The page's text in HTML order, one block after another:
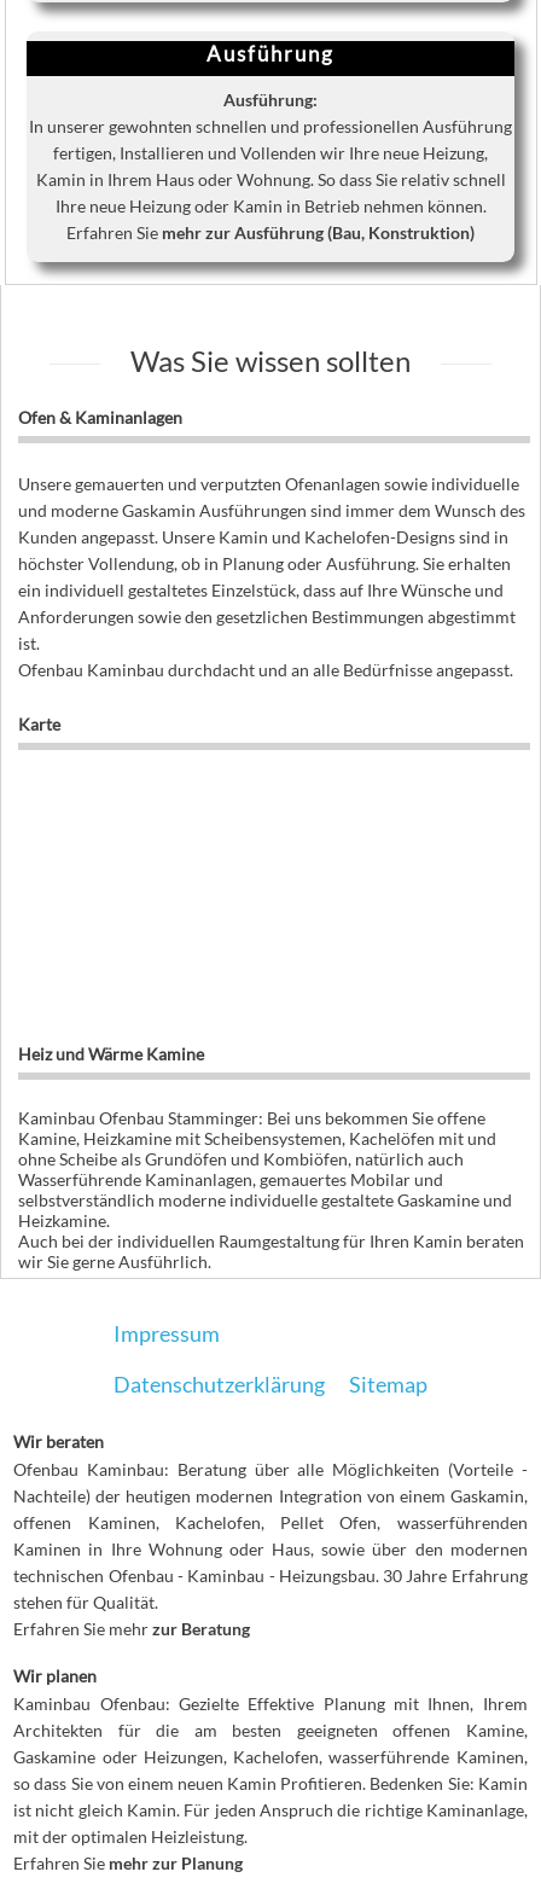
Ausführung
Ausführung:
In unserer gewohnten schnellen und professionellen Ausführung
fertigen, Installieren und Vollenden wir Ihre neue Heizung,
Kamin in Ihrem Haus oder Wohnung. So dass Sie relativ schnell
Ihre neue Heizung oder Kamin in Betrieb nehmen können.
Erfahren Sie mehr zur Ausführung (Bau, Konstruktion)
Was Sie wissen sollten
Ofen & Kaminanlagen
Unsere gemauerten und verputzten Ofenanlagen sowie individuelle
und moderne Gaskamin Ausführungen sind immer dem Wunsch des
Kunden angepasst. Unsere Kamin und Kachelofen-Designs sind in
höchster Vollendung, ob in Planung oder Ausführung. Sie erhalten
ein individuell gestaltetes Einzelstück, dass auf Ihre Wünsche und
Anforderungen sowie den gesetzlichen Bestimmungen abgestimmt
ist.
Ofenbau Kaminbau durchdacht und an alle Bedürfnisse angepasst.
Karte
Heiz und Wärme Kamine
Kaminbau Ofenbau Stamminger: Bei uns bekommen Sie offene
Kamine, Heizkamine mit Scheibensystemen, Kachelöfen mit und
ohne Scheibe als Grundöfen und Kombiöfen, natürlich auch
Wasserführende Kaminanlagen, gemauertes Mobilar und
selbstverständlich moderne individuelle gestaltete Gaskamine und
Heizkamine.
Auch bei der individuellen Raumgestaltung für Ihren Kamin beraten
wir Sie gerne Ausführlich.
Impressum
Datenschutzerklärung
Sitemap
Wir beraten
Ofenbau Kaminbau: Beratung über alle Möglichkeiten (Vorteile -
Nachteile) der heutigen modernen Integration von einem Gaskamin,
offenen Kaminen, Kachelofen, Pellet Ofen, wasserführenden
Kaminen in Ihre Wohnung oder Haus, sowie über den modernen
technischen Ofenbau - Kaminbau - Heizungsbau. 30 Jahre Erfahrung
stehen für Qualität.
Erfahren Sie mehrzur Beratung
Wir planen
Kaminbau Ofenbau: Gezielte Effektive Planung mit Ihnen, Ihrem
Architekten für die am besten geeigneten offenen Kamine,
Gaskamine oder Heizungen, Kachelofen, wasserführende Kaminen,
so dass Sie von einem neuen Kamin Profitieren. Bedenken Sie: Kamin
ist nicht gleich Kamin. Für jeden Anspruch die richtige Kaminanlage,
mit der optimalen Heizleistung.
Erfahren Sie mehr zur Planung